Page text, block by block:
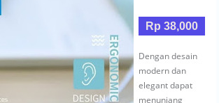
Rp 38,000
Dengan desain
modern dan
elegant dapat
menunjang